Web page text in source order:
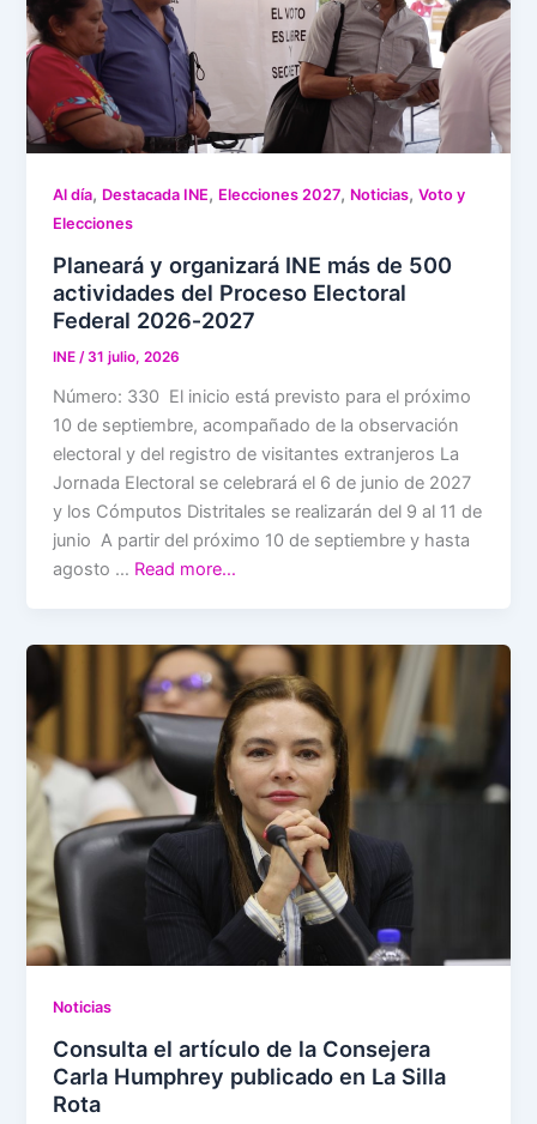
Al día, Destacada INE, Elecciones 2027, Noticias,Voto y
Elecciones
Planeará y organizará INE más de 500
actividades del Proceso Electoral
Federal 2026‑2027
INE /31 julio, 2026
Número: 330 El inicio está previsto para el próximo
10 de septiembre, acompañado de la observación
electoral y del registro de visitantes extranjeros La
Jornada Electoral se celebrará el 6 de junio de 2027
y los Cómputos Distritales se realizarán del 9 al 11 de
junio A partir del próximo 10 de septiembre y hasta
agosto … Read more…
Noticias
Consulta el artículo de la Consejera
Carla Humphrey publicado en La Silla
Rota